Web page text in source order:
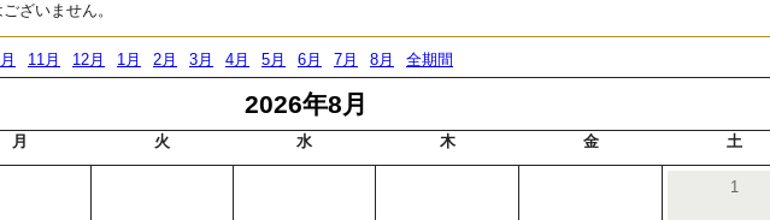
ざいません。
11月 12月 1月 2月 3月 4月 5月 6月 7月 8月 全期間
2026年8月
月 火 水 木 金 土
1